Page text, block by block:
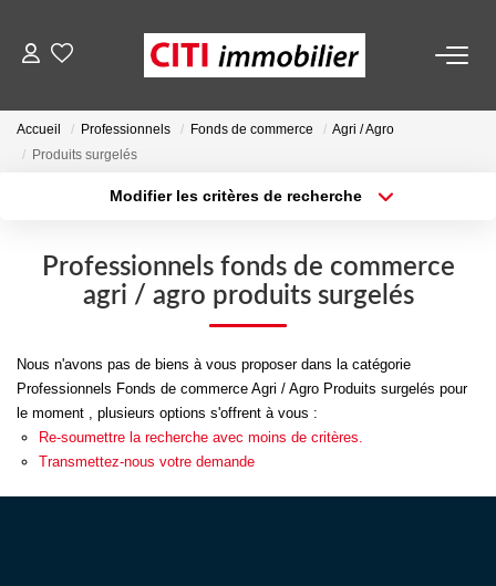
VENTES
NOS AGENCES
ACTUALITÉS
CONTACT
Accueil Professionnels Fonds de commerce
Agri / Agro
Produits surgelés
Modifier les critères de recherche
Type de bien
Budget max Plus de critères
Professionnels fonds de commerce
agri / agro produits surgelés
Nous n'avons pas de biens à vous proposer dans la catégorie
Professionnels Fonds de commerce Agri / Agro Produits surgelés pour
le moment , plusieurs options s'offrent à vous :
Re-soumettre la recherche avec moins de critères.
Transmettez-nous votre demande